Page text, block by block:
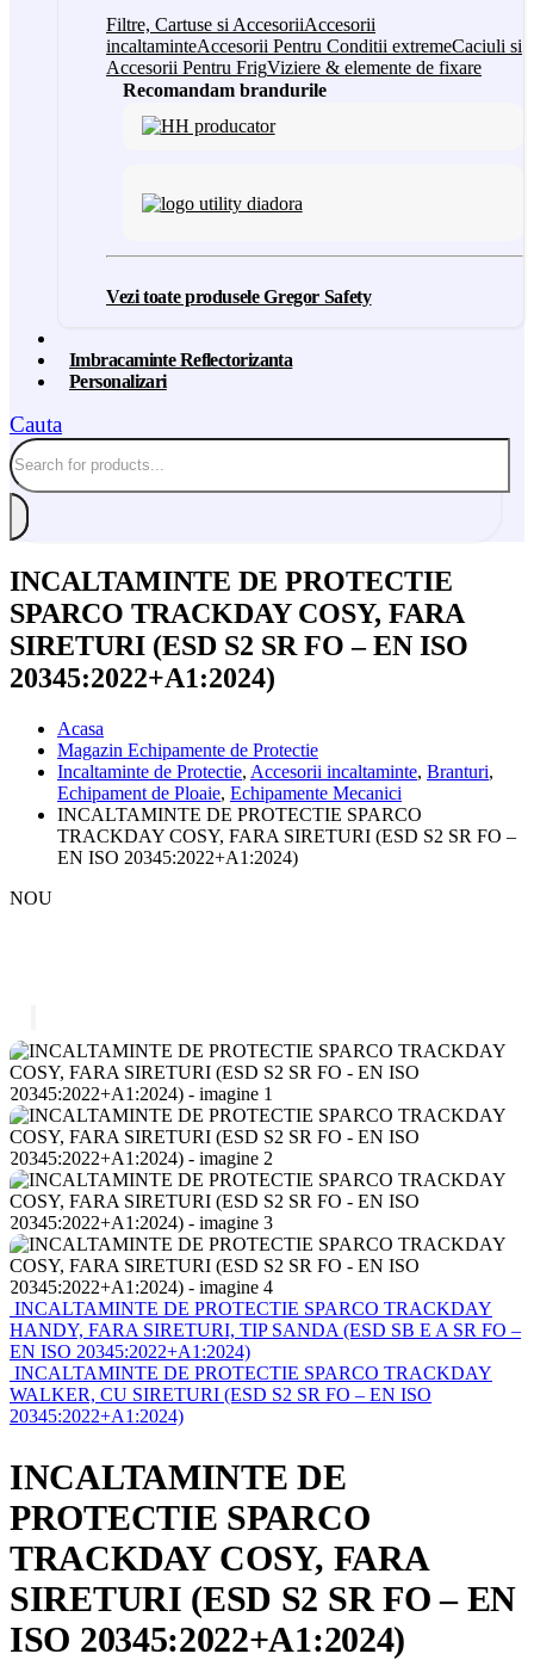
Filtre, Cartuse si AccesoriiAccesorii
incaltaminteAccesorii Pentru Conditii extremeCaciuli si
Accesorii Pentru FrigViziere & elemente de fixare
Recomandam brandurile
Vezi toate produsele Gregor Safety
Imbracaminte Reflectorizanta
Personalizari
Cauta
INCALTAMINTE DE PROTECTIE
SPARCO TRACKDAY COSY, FARA
SIRETURI (ESD S2 SR FO – EN ISO
20345:2022+A1:2024)
Acasa
Magazin Echipamente de Protectie
Incaltaminte de Protectie, Accesorii incaltaminte, Branturi,
Echipament de Ploaie, Echipamente Mecanici
INCALTAMINTE DE PROTECTIE SPARCO
TRACKDAY COSY, FARA SIRETURI (ESD S2 SR FO –
EN ISO 20345:2022+A1:2024)
NOU
INCALTAMINTE DE PROTECTIE SPARCO TRACKDAY
HANDY, FARA SIRETURI, TIP SANDA (ESD SB E A SR FO –
EN ISO 20345:2022+A1:2024)
INCALTAMINTE DE PROTECTIE SPARCO TRACKDAY
WALKER, CU SIRETURI (ESD S2 SR FO – EN ISO
20345:2022+A1:2024)
INCALTAMINTE DE
PROTECTIE SPARCO
TRACKDAY COSY, FARA
SIRETURI (ESD S2 SR FO – EN
ISO 20345:2022+A1:2024)